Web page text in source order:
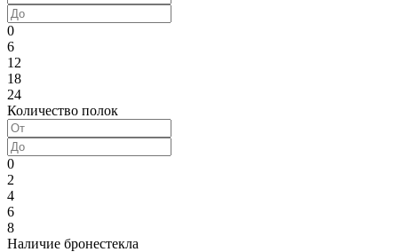
0
6
12
18
24
Количество полок
0
2
4
6
8
Наличие бронестекла